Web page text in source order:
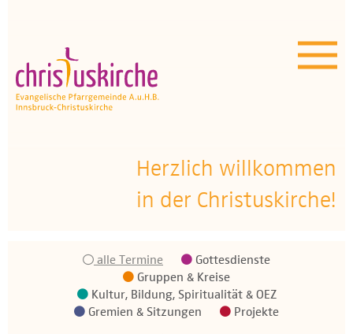
Unser Angebot
OEZ
Wissenswertes
Kontakt
Herzlich willkommen
in der Christuskirche!
alle Termine
Gottesdienste
Gruppen & Kreise
Kultur, Bildung, Spiritualität & OEZ
Gremien & Sitzungen
Projekte